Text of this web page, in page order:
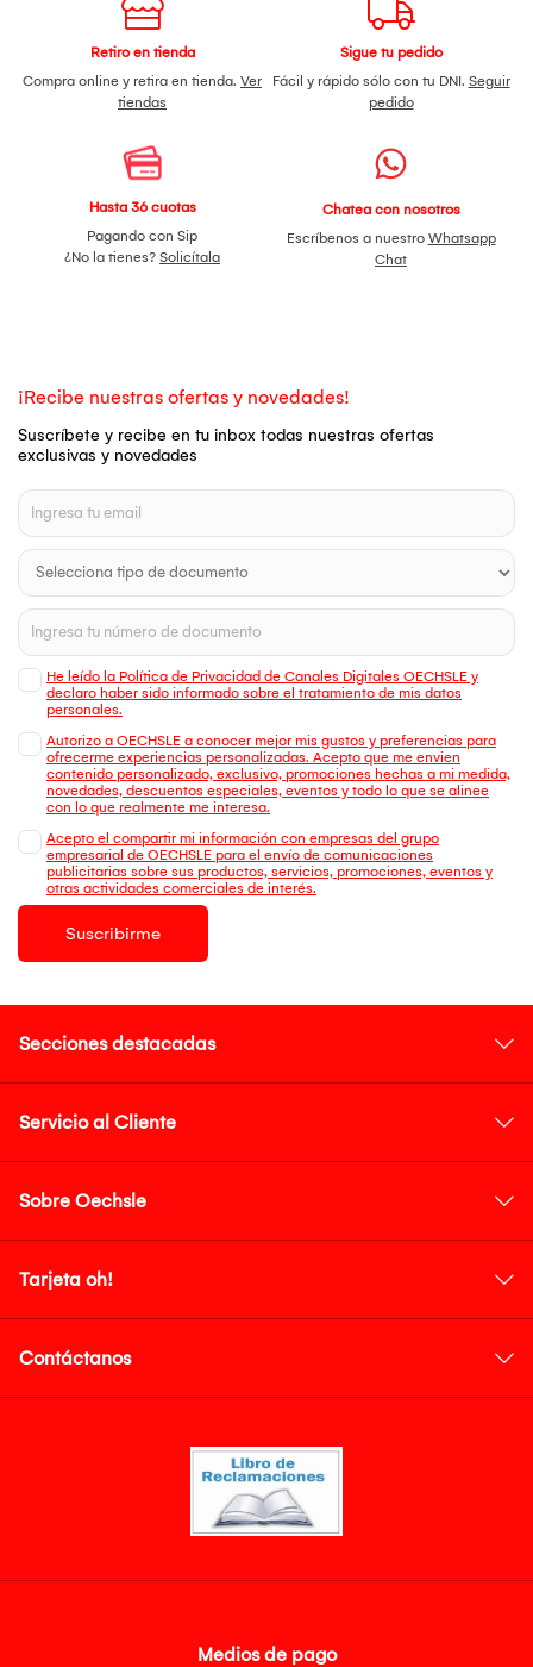
Retiro en tienda
Compra online y retira en tienda. Ver
tiendas
Sigue tu pedido
Fácil y rápido sólo con tu DNI. Seguir
pedido
Hasta 36 cuotas
Pagando con Sip
¿No la tienes? Solicítala
Chatea con nosotros
Escríbenos a nuestro Whatsapp
Chat
¡Recibe nuestras ofertas y novedades!
Suscríbete y recibe en tu inbox todas nuestras ofertas
exclusivas y novedades
He leído la Política de Privacidad de Canales Digitales OECHSLE y
declaro haber sido informado sobre el tratamiento de mis datos
personales.
Autorizo a OECHSLE a conocer mejor mis gustos y preferencias para
ofrecerme experiencias personalizadas. Acepto que me envien
contenido personalizado, exclusivo, promociones hechas a mi medida,
novedades, descuentos especiales, eventos y todo lo que se alinee
con lo que realmente me interesa.
Acepto el compartir mi información con empresas del grupo
empresarial de OECHSLE para el envío de comunicaciones
publicitarias sobre sus productos, servicios, promociones, eventos y
otras actividades comerciales de interés.
Suscribirme
Secciones destacadas
Servicio al Cliente
Sobre Oechsle
Tarjeta oh!
Contáctanos
Medios de pago